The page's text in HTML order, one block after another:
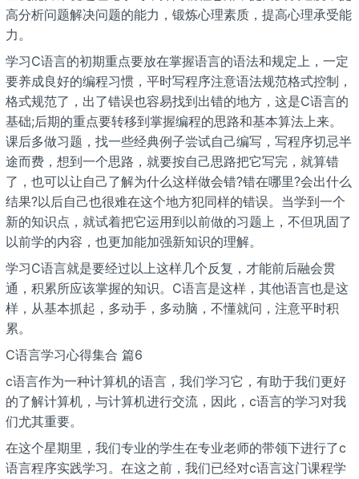
高分析问题解决问题的能力，锻炼心理素质，提高心理承受能
力。
学习C语言的初期重点要放在掌握语言的语法和规定上，一定
要养成良好的编程习惯，平时写程序注意语法规范格式控制，
格式规范了，出了错误也容易找到出错的地方，这是C语言的
基础;后期的重点要转移到掌握编程的思路和基本算法上来。
课后多做习题，找一些经典例子尝试自己编写，写程序切忌半
途而费，想到一个思路，就要按自己思路把它写完，就算错
了，也可以让自己了解为什么这样做会错?错在哪里?会出什么
结果?以后自己也很难在这个地方犯同样的错误。当学到一个
新的知识点，就试着把它运用到以前做的习题上，不但巩固了
以前学的内容，也更加能加强新知识的理解。
学习C语言就是要经过以上这样几个反复，才能前后融会贯
通，积累所应该掌握的知识。C语言是这样，其他语言也是这
样，从基本抓起，多动手，多动脑，不懂就问，注意平时积
累。
C语言学习心得集合 篇6
c语言作为一种计算机的语言，我们学习它，有助于我们更好
的了解计算机，与计算机进行交流，因此，c语言的学习对我
们尤其重要。
在这个星期里，我们专业的学生在专业老师的带领下进行了c
语言程序实践学习。在这之前，我们已经对c语言这门课程学